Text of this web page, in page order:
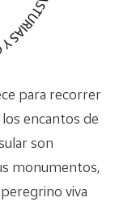
para recorrer
encantos de
son
monumentos,
viva